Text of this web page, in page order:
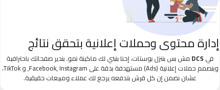
إدارة محتوى وحملات إعلانية بتحقق نتائج
في DCS مش بس بننزل بوستات، إحنا بنبني لك ماكينة نمو. بندير صفحاتك باحترافية
وبنصمم حملات إعلانية (Ads) مستهدفة بدقة على Facebook, Instagram, و TikTok،
عشان نضمن إن كل قرش بتدفعه يرجع لك عملاء ومبيعات حقيقية.